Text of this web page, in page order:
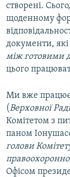
створені.
щоденному
документи,
між готовими
цього
Ми вже
(Верховної
Комітетом з
паном
голови
Офісом